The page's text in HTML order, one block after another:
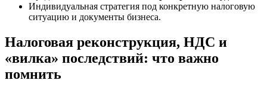
Индивидуальная стратегия под конкретную налоговую
ситуацию и документы бизнеса.
Налоговая реконструкция, НДС и
«вилка» последствий: что важно
помнить